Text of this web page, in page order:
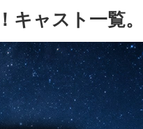
キャスト一覧。